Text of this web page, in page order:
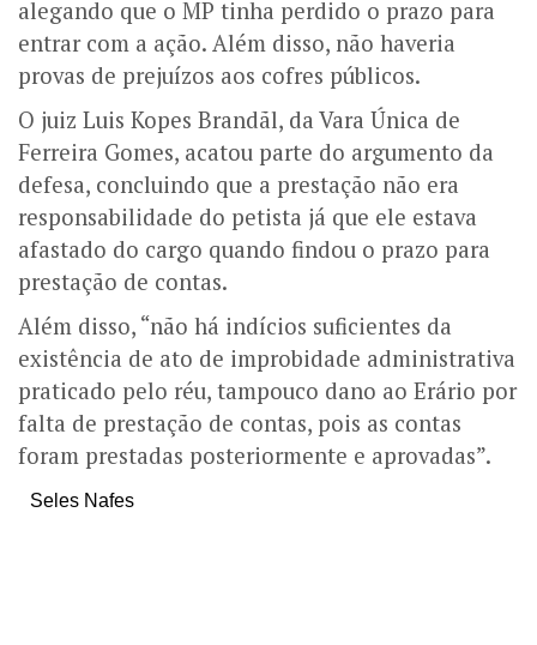
alegando que o MP tinha perdido o prazo para
entrar com a ação. Além disso, não haveria
provas de prejuízos aos cofres públicos.
O juiz Luis Kopes Brandãl, da Vara Única de
Ferreira Gomes, acatou parte do argumento da
defesa, concluindo que a prestação não era
responsabilidade do petista já que ele estava
afastado do cargo quando findou o prazo para
prestação de contas.
Além disso, “não há indícios suficientes da
existência de ato de improbidade administrativa
praticado pelo réu, tampouco dano ao Erário por
falta de prestação de contas, pois as contas
foram prestadas posteriormente e aprovadas”.
Seles Nafes